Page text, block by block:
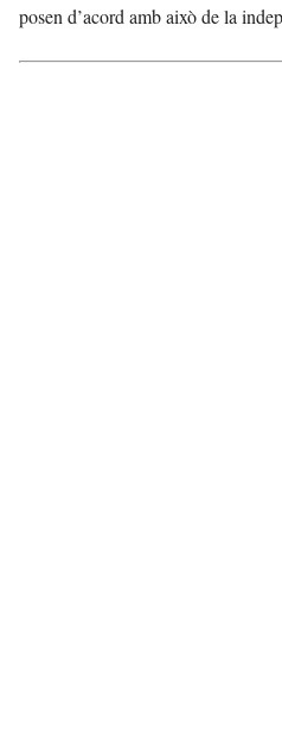
posen d’acord amb això de la